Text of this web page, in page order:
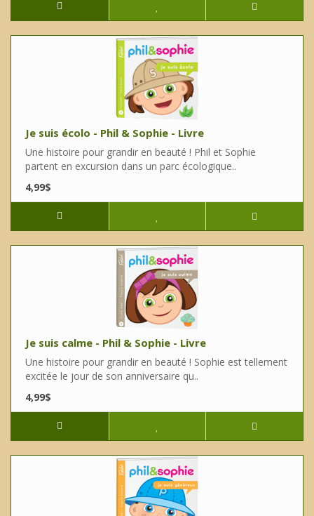
Je suis écolo - Phil & Sophie - Livre
Une histoire pour grandir en beauté ! Phil et Sophie
partent en excursion dans un parc écologique..
4,99$
Je suis calme - Phil & Sophie - Livre
Une histoire pour grandir en beauté ! Sophie est tellement
excitée le jour de son anniversaire qu..
4,99$